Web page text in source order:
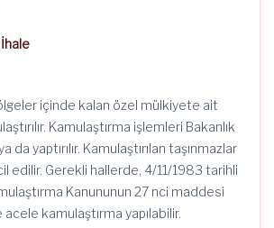
içinde kalan özel mülkiyete ait
Kamulaştırma işlemleri Bakanlık
da yaptırılır. Kamulaştırılan taşınmazlar
edilir. Gerekli hallerde, 4/11/1983 tarihli
Kanununun 27 nci maddesi
kamulaştırma yapılabilir.